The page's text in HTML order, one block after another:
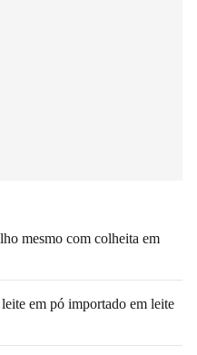
mesmo com colheita em
em pó importado em leite